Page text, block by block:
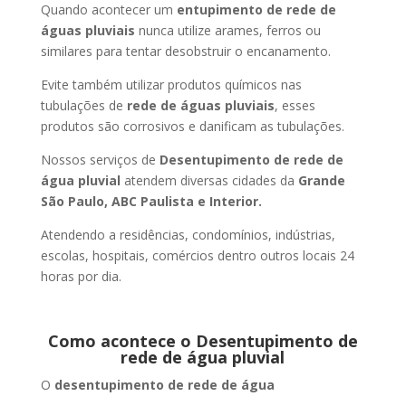
Quando acontecer um entupimento de rede de
águas pluviais nunca utilize arames, ferros ou
similares para tentar desobstruir o encanamento.
Evite também utilizar produtos químicos nas
tubulações de rede de águas pluviais, esses
produtos são corrosivos e danificam as tubulações.
Nossos serviços de Desentupimento de rede de
água pluvial atendem diversas cidades da Grande
São Paulo, ABC Paulista e Interior.
Atendendo a residências, condomínios, indústrias,
escolas, hospitais, comércios dentro outros locais 24
horas por dia.
Como acontece o Desentupimento de
rede de água pluvial
O desentupimento de rede de água